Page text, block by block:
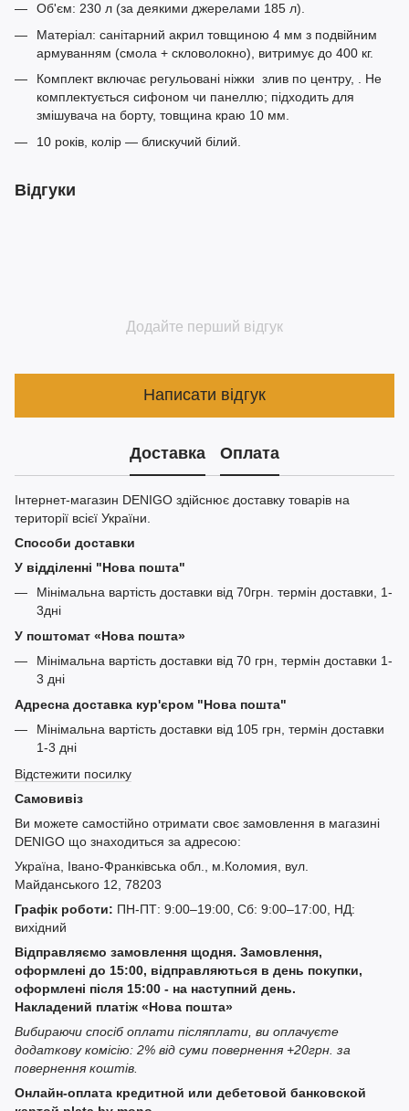
Об'єм: 230 л (за деякими джерелами 185 л).
Матеріал: санітарний акрил товщиною 4 мм з подвійним
армуванням (смола + скловолокно), витримує до 400 кг.
Комплект включає регульовані ніжки злив по центру, . Не
комплектується сифоном чи панеллю; підходить для
змішувача на борту, товщина краю 10 мм.
10 років, колір — блискучий білий.
Відгуки
Додайте перший відгук
Написати відгук
Доставка Оплата
Інтернет-магазин DENIGO здійснює доставку товарів на
території всієї України.
Способи доставки
У відділенні "Нова пошта"
Мінімальна вартість доставки від 70грн. термін доставки, 1-
3дні
У поштомат «Нова пошта»
Мінімальна вартість доставки від 70 грн, термін доставки 1-
3 дні
Адресна доставка кур'єром "Нова пошта"
Мінімальна вартість доставки від 105 грн, термін доставки
1-3 дні
Відстежити посилку
Самовивіз
Ви можете самостійно отримати своє замовлення в магазині
DENIGO що знаходиться за адресою:
Україна, Івано-Франківська обл., м.Коломия, вул.
Майданського 12, 78203
Графік роботи: ПН-ПТ: 9:00–19:00, Сб: 9:00–17:00, НД:
вихідний
Відправляємо замовлення щодня. Замовлення,
оформлені до 15:00, відправляються в день покупки,
оформлені після 15:00 - на наступний день.
Накладений платіж «Нова пошта»
Вибираючи спосіб оплати післяплати, ви оплачуєте
додаткову комісію: 2% від суми повернення +20грн. за
повернення коштів.
Онлайн-оплата кредитной или дебетовой банковской